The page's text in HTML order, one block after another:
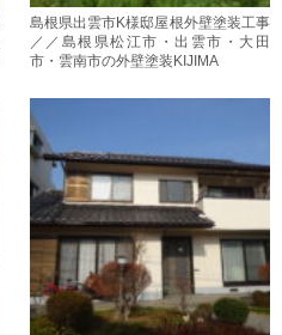
島根県出雲市K様邸屋根外壁塗装工事
／／島根県松江市・出雲市・大田
市・雲南市の外壁塗装KIJIMA